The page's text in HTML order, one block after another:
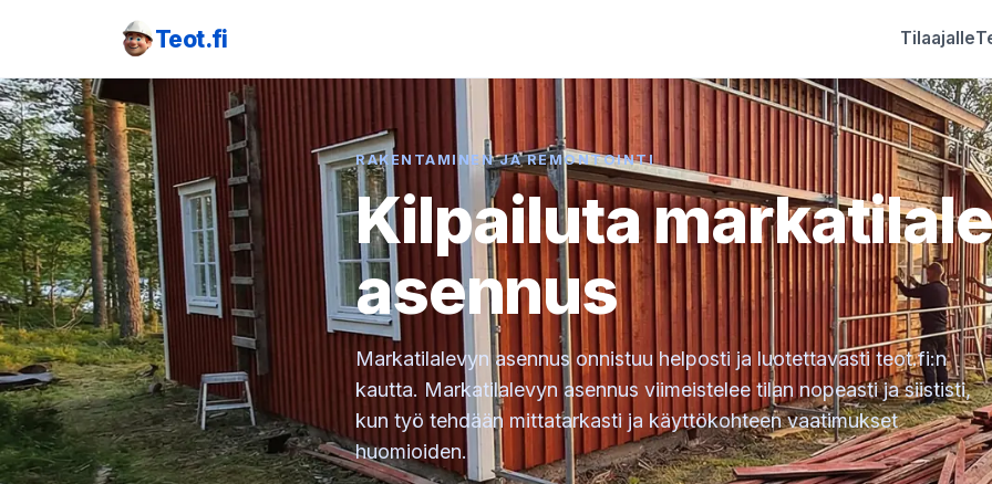
Teot.fi Tilaajalle
RAKENTAMINEN JA REMONTOINTI
Kilpailuta
asennus
Markatilalevyn asennus onnistuu helposti ja luotettavasti teot.fi:n
kautta. Markatilalevyn asennus viimeistelee tilan nopeasti ja siististi,
kun työ tehdään mittatarkasti ja käyttökohteen vaatimukset
huomioiden.